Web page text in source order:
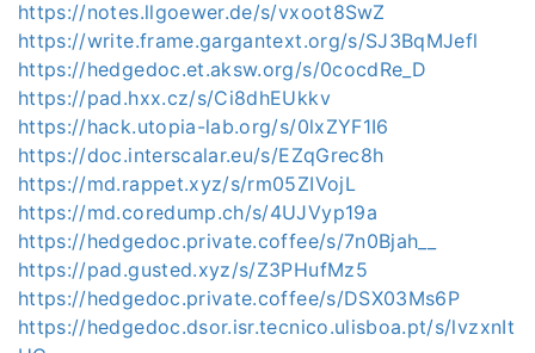
https://notes.llgoewer.de/s/vxoot8SwZ
https://write.frame.gargantext.org/s/SJ3BqMJefl
https://hedgedoc.et.aksw.org/s/0cocdRe_D
https://pad.hxx.cz/s/Ci8dhEUkkv
https://hack.utopia-lab.org/s/0lxZYF1I6
https://doc.interscalar.eu/s/EZqGrec8h
https://md.rappet.xyz/s/rm05ZIVojL
https://md.coredump.ch/s/4UJVyp19a
https://hedgedoc.private.coffee/s/7n0Bjah__
https://pad.gusted.xyz/s/Z3PHufMz5
https://hedgedoc.private.coffee/s/DSX03Ms6P
https://hedgedoc.dsor.isr.tecnico.ulisboa.pt/s/lvzxnIt